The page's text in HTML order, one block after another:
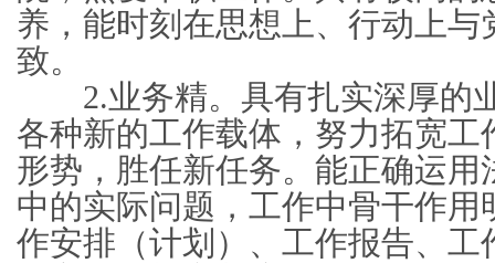
养，能时刻在思想上、行动上与
致。
2.业务精。具有扎实深厚的
各种新的工作载体，努力拓宽工
形势，胜任新任务。能正确运用
中的实际问题，工作中骨干作用
作安排（计划）、工作报告、工